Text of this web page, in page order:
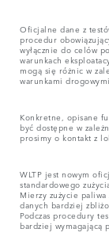
Oficjalne dane z
procedur
wyłącznie do celów
warunkach
mogą się różnic w
warunkami drogowymi.
Konkretne, opisane
być dostępne w
prosimy o kontakt z
WLTP jest nowym
standardowego
Mierzy zużycie
danych bardziej
Podczas procedury
bardziej wymagającą